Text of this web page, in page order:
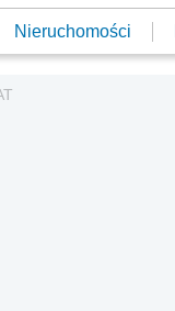
Nieruchomości